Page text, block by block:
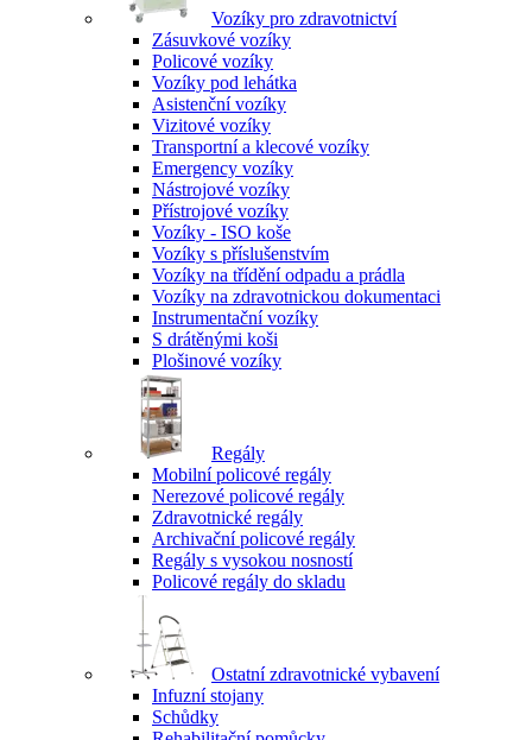
Vozíky pro zdravotnictví
Zásuvkové vozíky
Policové vozíky
Vozíky pod lehátka
Asistenční vozíky
Vizitové vozíky
Transportní a klecové vozíky
Emergency vozíky
Nástrojové vozíky
Přístrojové vozíky
Vozíky - ISO koše
Vozíky s příslušenstvím
Vozíky na třídění odpadu a prádla
Vozíky na zdravotnickou dokumentaci
Instrumentační vozíky
S drátěnými koši
Plošinové vozíky
Regály
Mobilní policové regály
Nerezové policové regály
Zdravotnické regály
Archivační policové regály
Regály s vysokou nosností
Policové regály do skladu
Ostatní zdravotnické vybavení
Infuzní stojany
Schůdky